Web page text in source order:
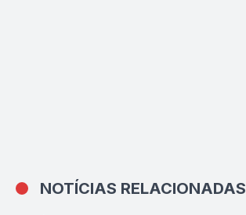
NOTÍCIAS RELACIONADAS